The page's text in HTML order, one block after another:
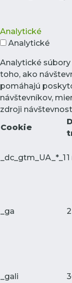
Analytické
Analytické
Analytické
toho, ako
pomáhajú
návštevníkov,
zdroji
Cookie
_dc_gtm_UA_*_1
_ga
_gali